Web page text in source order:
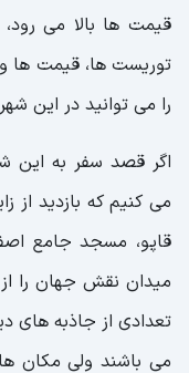
قیمت ها بالا می
توریست ها، قیمت ها
را می توانید در این
اگر قصد سفر به این
می کنیم که بازدید از
قاپو، مسجد جامع
میدان نقش جهان را
تعدادی از جاذبه های
می باشند ولی مکان